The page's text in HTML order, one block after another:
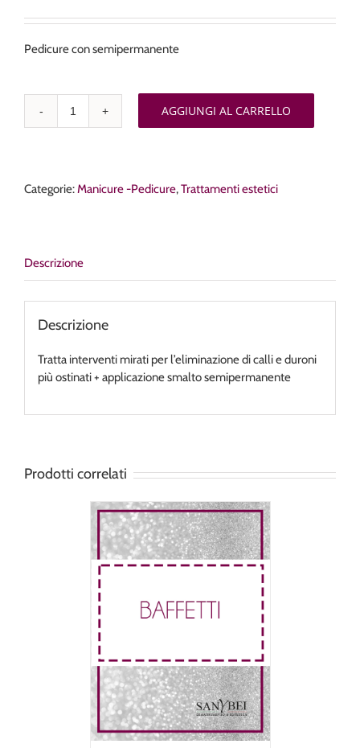
Pedicure con semipermanente
Pedicure
AGGIUNGI AL CARRELLO
Categorie:Manicure -Pedicure,Trattamenti estetici
Descrizione
Descrizione
Tratta interventi mirati per l’eliminazione di calli e duroni
più ostinati + applicazione smalto semipermanente
Prodotti correlati